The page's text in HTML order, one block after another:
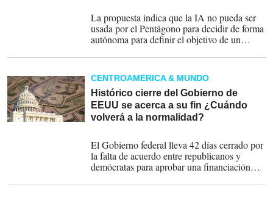
La propuesta indica que la IA no pueda ser
usada por el Pentágono para decidir de forma
autónoma para definir el objetivo de un
ciudadanos estadounidenses.
CENTROAMÉRICA & MUNDO
Histórico cierre del Gobierno de
EEUU se acerca a su fin ¿Cuándo
volverá a la normalidad?
El Gobierno federal lleva 42 días cerrado por
la falta de acuerdo entre republicanos y
demócratas para aprobar una financiación
cuando permaneció paralizado durante 35